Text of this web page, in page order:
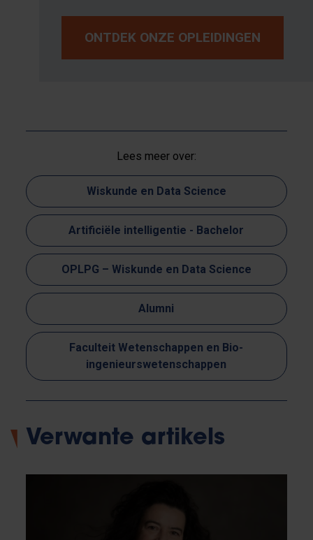
ONTDEK ONZE OPLEIDINGEN
Lees meer over:
Wiskunde en Data Science
Artificiële intelligentie - Bachelor
OPLPG – Wiskunde en Data Science
Alumni
Faculteit Wetenschappen en Bio-
ingenieurswetenschappen
Verwante artikels